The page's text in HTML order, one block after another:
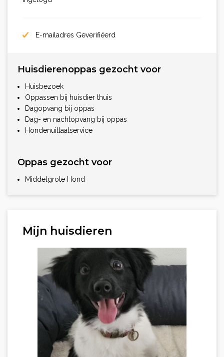
E-mailadres Geverifiëerd
Huisdierenoppas gezocht voor
Huisbezoek
Oppassen bij huisdier thuis
Dagopvang bij oppas
Dag- en nachtopvang bij oppas
Hondenuitlaatservice
Oppas gezocht voor
Middelgrote Hond
Mijn huisdieren